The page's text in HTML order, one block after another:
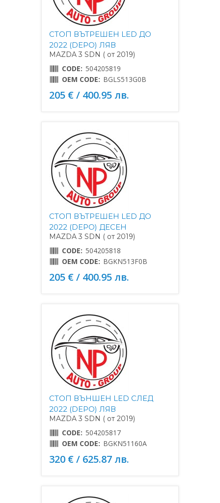
СТОП ВЪТРЕШЕН LED ДО
2022 (DEPO) ЛЯВ
MAZDA 3 SDN ( от 2019)
CODE: 504205819
OEM CODE: BGLS513G0B
205 € / 400.95 лв.
СТОП ВЪТРЕШЕН LED ДО
2022 (DEPO) ДЕСЕН
MAZDA 3 SDN ( от 2019)
CODE: 504205818
OEM CODE: BGKN513F0B
205 € / 400.95 лв.
СТОП ВЪНШЕН LED СЛЕД
2022 (DEPO) ЛЯВ
MAZDA 3 SDN ( от 2019)
CODE: 504205817
OEM CODE: BGKN51160A
320 € / 625.87 лв.